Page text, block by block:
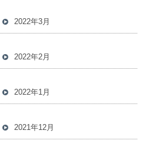
2022年3月
2022年2月
2022年1月
2021年12月